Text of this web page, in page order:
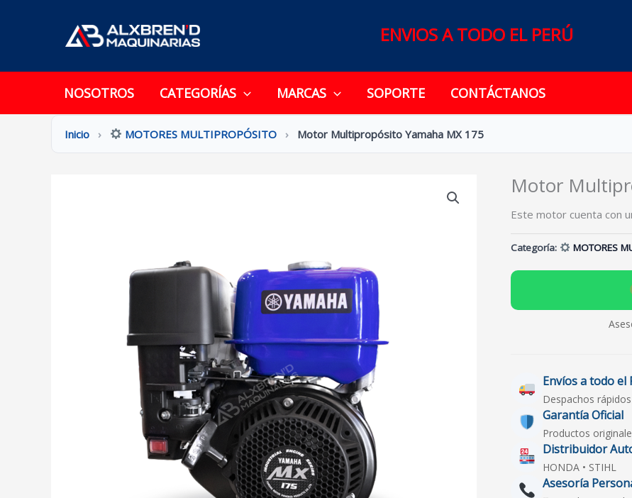
ENVIOS A TODO EL PERÚ
NOSOTROS CATEGORÍAS MARCAS SOPORTE CONTÁCTANOS
Inicio › MOTORES MULTIPROPÓSITO › Motor Multipropósito Yamaha MX 175
Motor
Este motor cuenta con
Categoría: MOTORES
Envíos a todo el
Despachos
Garantía Oficial
Productos
Distribuidor
HONDA • STIHL
Asesoría